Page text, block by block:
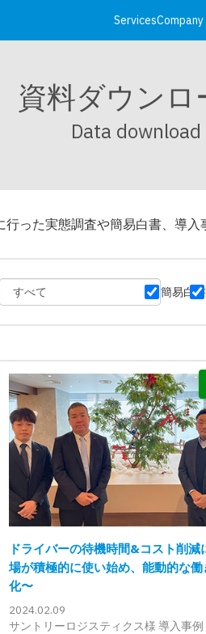
Services
資料ダウンロ
Data download
行った実態調査や簡易白書、導入
簡易白書
ドライバーの待機時間&コスト削減
場が積極的に使い始め、能動的な
化〜
2024.02.09
サントリーロジスティクス様 導入事例